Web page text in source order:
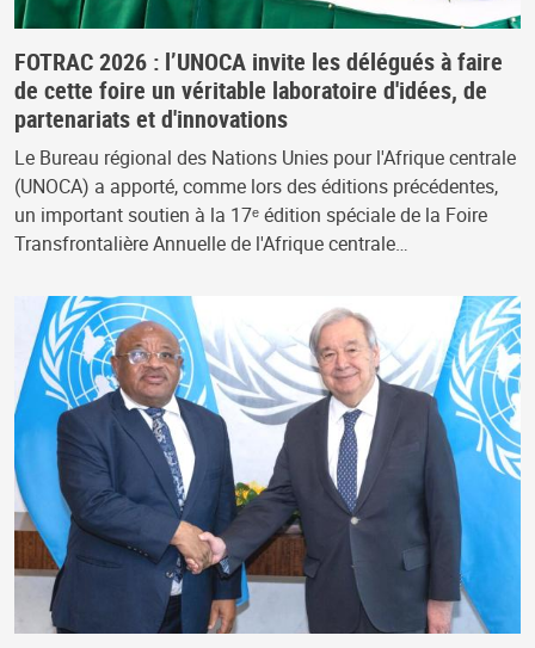
FOTRAC 2026 : l’UNOCA invite les délégués à faire
de cette foire un véritable laboratoire d'idées, de
partenariats et d'innovations
Le Bureau régional des Nations Unies pour l'Afrique centrale
(UNOCA) a apporté, comme lors des éditions précédentes,
un important soutien à la 17ᵉ édition spéciale de la Foire
Transfrontalière Annuelle de l'Afrique centrale…